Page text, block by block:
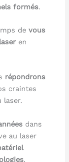
formés.
devous
en
répondrons
craintes
laser.
dans
au laser
.